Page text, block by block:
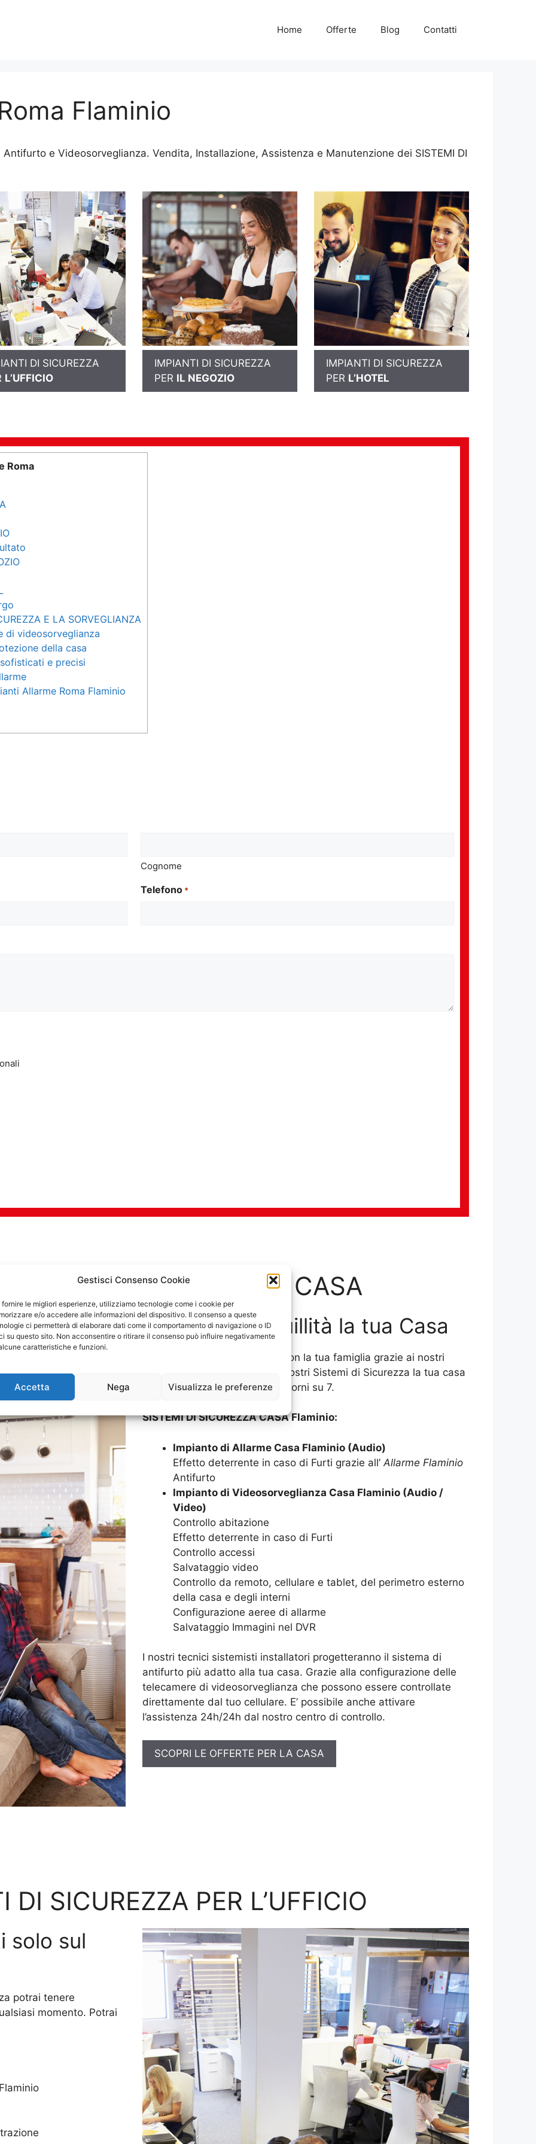
Gestisci Consenso Cookie
fornire le migliori esperienze, utilizziamo tecnologie come i cookie per
e/o accedere alle informazioni del dispositivo. Il consenso a queste
ci permetterà di elaborare dati come il comportamento di navigazione o ID
su questo sito. Non acconsentire o ritirare il consenso può influire negativamente
caratteristiche e funzioni.
Accetta Nega Visualizza le preferenze
Home Offerte Blog Contatti
Flaminio
e Videosorveglianza. Vendita, Installazione, Assistenza e Manutenzione dei SISTEMI DI
DI SICUREZZA
L’UFFICIO
IMPIANTI DI SICUREZZA
PER IL NEGOZIO
IMPIANTI DI SICUREZZA
PER L’HOTEL
Roma
E LA SORVEGLIANZA
di videosorveglianza
della casa
e precisi
Allarme Roma Flaminio
Cognome
Telefono *
DI SICUREZZA PER LA CASA
Goditi in tranquillità la tua Casa
Goditi in serenità la tua casa con la tua famiglia grazie ai nostri
Impianti di Allarme. Grazie ai nostri Sistemi di Sicurezza la tua casa
sarà protetta 24 ore su 24, 7 giorni su 7.
SISTEMI DI SICUREZZA CASA Flaminio:
Impianto di Allarme Casa Flaminio (Audio)
Effetto deterrente in caso di Furti grazie all’Allarme Flaminio
Antifurto
Impianto di Videosorveglianza Casa Flaminio (Audio /
Video)
Controllo abitazione
Effetto deterrente in caso di Furti
Controllo accessi
Salvataggio video
Controllo da remoto, cellulare e tablet, del perimetro esterno
della casa e degli interni
Configurazione aeree di allarme
Salvataggio Immagini nel DVR
I nostri tecnici sistemisti installatori progetteranno il sistema di
antifurto più adatto alla tua casa. Grazie alla configurazione delle
telecamere di videosorveglianza che possono essere controllate
direttamente dal tuo cellulare. E’ possibile anche attivare
l’assistenza 24h/24h dal nostro centro di controllo.
SCOPRI LE OFFERTE PER LA CASA
DI SICUREZZA PER L’UFFICIO
solo sul
potrai tenere
momento. Potrai